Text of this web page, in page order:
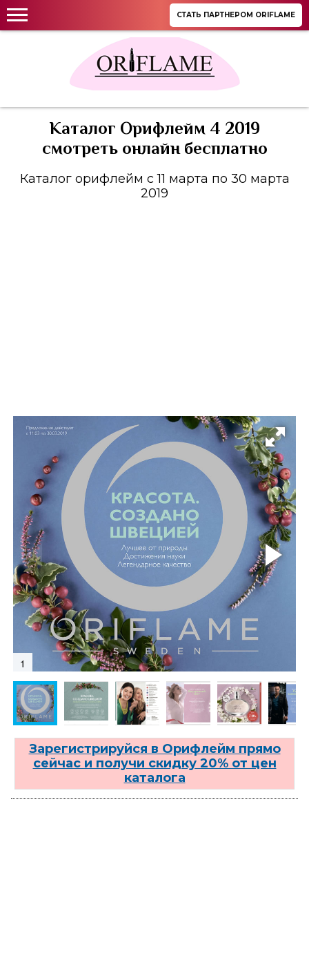
СТАТЬ ПАРТНЕРОМ ORIFLAME
Каталог Орифлейм 4 2019
смотреть онлайн бесплатно
Каталог орифлейм с 11 марта по 30 марта
2019
1
Зарегистрируйся в Орифлейм прямо
сейчас и получи скидку 20% от цен
каталога